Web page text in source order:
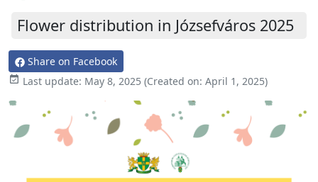
Flower distribution in Józsefváros 2025
Share on Facebook
 Last update: May 8, 2025 (Created on: April 1, 2025)